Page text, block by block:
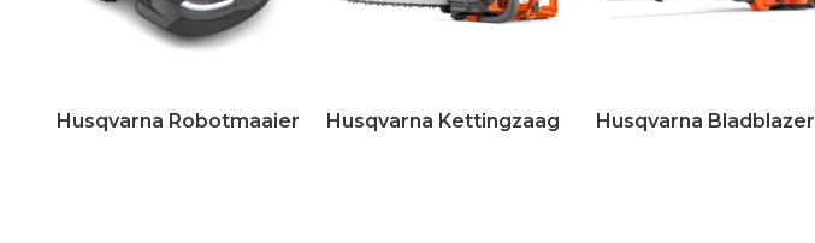
Husqvarna Robotmaaier Husqvarna Kettingzaag Husqvarna Bladblazer